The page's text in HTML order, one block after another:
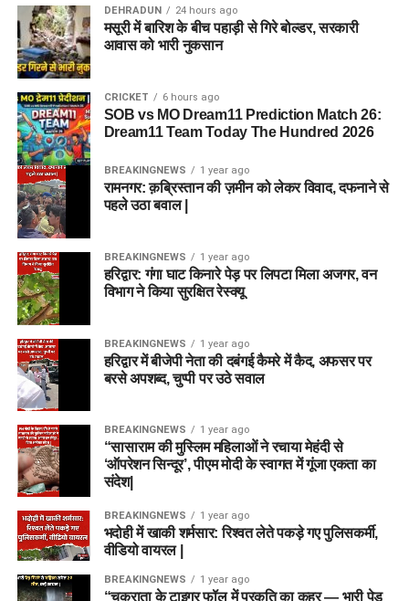
DEHRADUN 24 hours ago
मसूरी में बारिश के बीच पहाड़ी से गिरे बोल्डर, सरकारी
आवास को भारी नुकसान
CRICKET 6 hours ago
SOB vs MO Dream11 Prediction Match 26:
Dream11 Team Today The Hundred 2026
BREAKINGNEWS 1 year ago
रामनगर: क़ब्रिस्तान की ज़मीन को लेकर विवाद, दफनाने से
पहले उठा बवाल |
BREAKINGNEWS 1 year ago
हरिद्वार: गंगा घाट किनारे पेड़ पर लिपटा मिला अजगर, वन
विभाग ने किया सुरक्षित रेस्क्यू
BREAKINGNEWS 1 year ago
हरिद्वार में बीजेपी नेता की दबंगई कैमरे में कैद, अफसर पर
बरसे अपशब्द, चुप्पी पर उठे सवाल
BREAKINGNEWS 1 year ago
“सासाराम की मुस्लिम महिलाओं ने रचाया मेहंदी से
‘ऑपरेशन सिन्दूर’, पीएम मोदी के स्वागत में गूंजा एकता का
संदेश|
BREAKINGNEWS 1 year ago
भदोही में खाकी शर्मसार: रिश्वत लेते पकड़े गए पुलिसकर्मी,
वीडियो वायरल |
BREAKINGNEWS 1 year ago
“चकराता के टाइगर फॉल में प्रकृति का कहर — भारी पेड़